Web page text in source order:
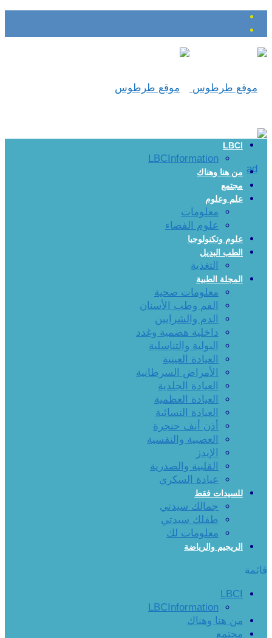
LBCI
LBCInformation
من هنا وهناك
مجتمع
علم وعلوم
معلومات
علوم الفضاء
علوم وتكنولوجيا
الطب البديل
التغذية
المجلة الطبية
معلومات صحية
الفم وطب الأسنان
الدم والشرايين
داخلية هضمية وغدد
البولية والتناسلية
العيادة العينية
الأمراض السرطانية
العيادة الجلدية
العيادة العظمية
العيادة النسائية
أذن أنف حنجرة
العصبية والنفسية
الإيدز
القلبية والصدرية
عيادة السكري
للسيدات فقط
جمالك سيدتي
طفلك سيدتي
معلومات لك
الريجيم والرياضة
قائمة
LBCI
LBCInformation
من هنا وهناك
مجتمع